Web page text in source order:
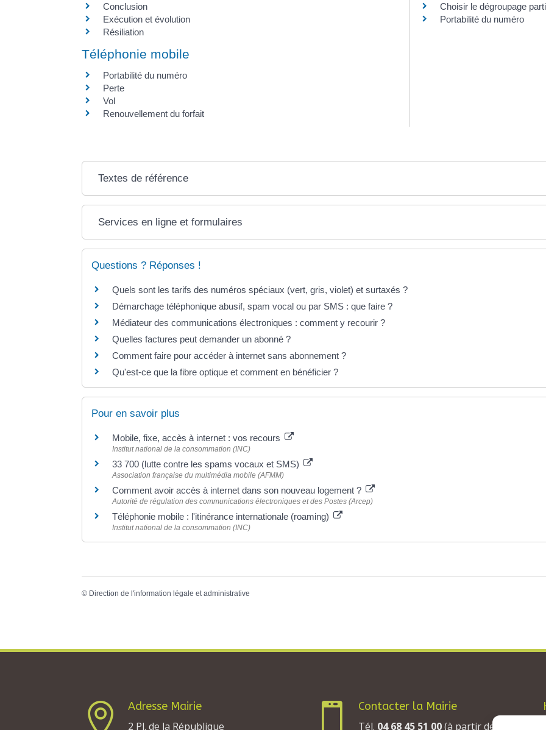
Conclusion
Exécution et évolution
Résiliation
Choisir le dégroupage
Portabilité du numéro
Téléphonie mobile
Portabilité du numéro
Perte
Vol
Renouvellement du forfait
Textes de référence
Services en ligne et formulaires
Questions ? Réponses !
Quels sont les tarifs des numéros spéciaux (vert, gris, violet) et surtaxés ?
Démarchage téléphonique abusif, spam vocal ou par SMS : que faire ?
Médiateur des communications électroniques : comment y recourir ?
Quelles factures peut demander un abonné ?
Comment faire pour accéder à internet sans abonnement ?
Qu'est-ce que la fibre optique et comment en bénéficier ?
Pour en savoir plus
Mobile, fixe, accès à internet : vos recours
Institut national de la consommation (INC)
33 700 (lutte contre les spams vocaux et SMS)
Association française du multimédia mobile (AFMM)
Comment avoir accès à internet dans son nouveau logement ?
Autorité de régulation des communications électroniques et des Postes (Arcep)
Téléphonie mobile : l'itinérance internationale (roaming)
Institut national de la consommation (INC)
© Direction de l'information légale et administrative

Adresse Mairie
2 Pl. de la République

Contacter la Mairie
Tél. 04 68 45 51 00(à partir de